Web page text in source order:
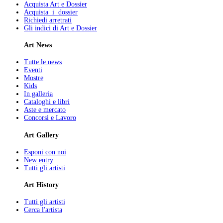
Acquista Art e Dossier
Acquista i dossier
Richiedi arretrati
Gli indici di Art e Dossier
Art News
Tutte le news
Eventi
Mostre
Kids
In galleria
Cataloghi e libri
Aste e mercato
Concorsi e Lavoro
Art Gallery
Esponi con noi
New entry
Tutti gli artisti
Art History
Tutti gli artisti
Cerca l'artista